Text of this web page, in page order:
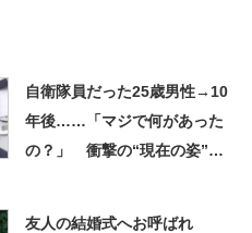
自衛隊員だった25歳男性→10
年後……「マジで何があった
の？」 衝撃の“現在の姿”が
友人の結婚式へお呼ばれ